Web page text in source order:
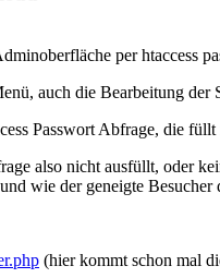
per htaccess
auch die Bearbeitung der
Passwort Abfrage, die
also nicht ausfüllt, oder
wie der geneigte
(hier kommt schon mal